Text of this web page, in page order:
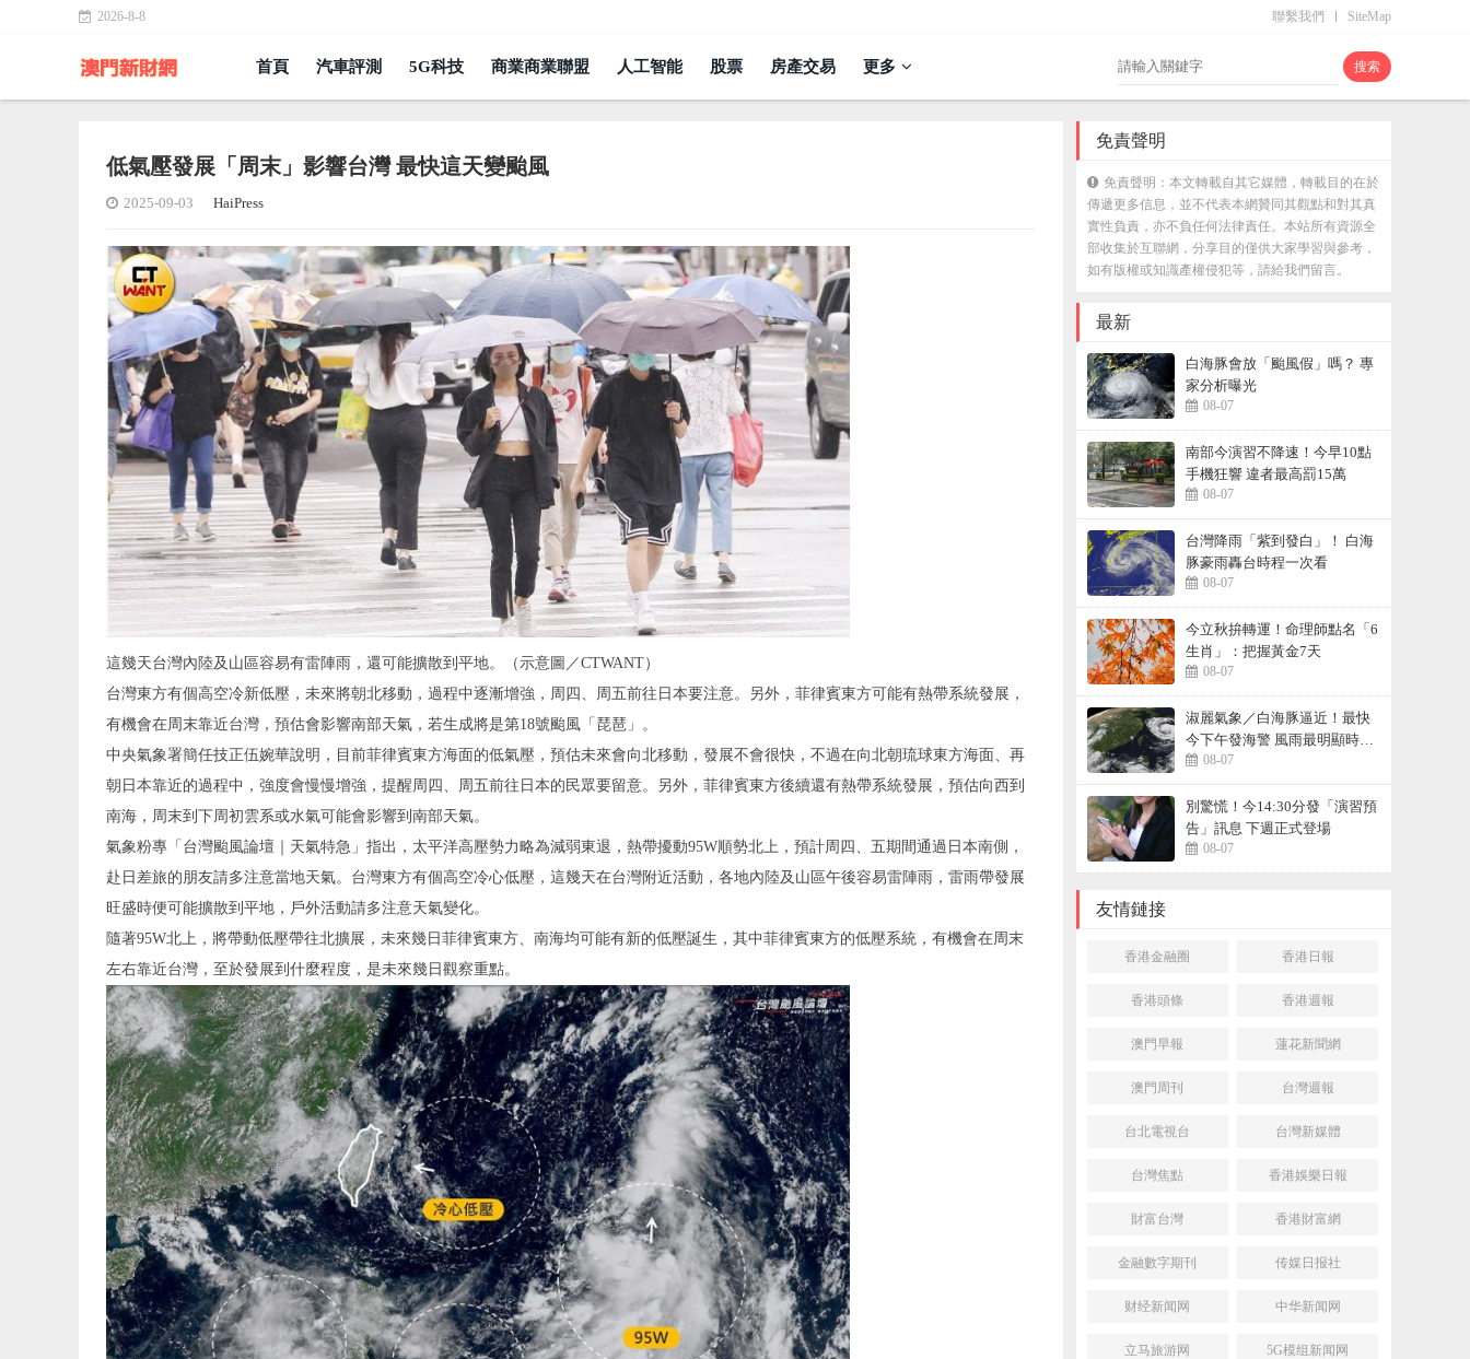
2026-8-8 聯繫我們 SiteMap
首頁 汽車評測 5G科技 商業商業聯盟 人工智能 股票 房產交易 更多
低氣壓發展「周末」影響台灣 最快這天變颱風
2025-09-03 HaiPress
這幾天台灣內陸及山區容易有雷陣雨，還可能擴散到平地。（示意圖／CTWANT）
台灣東方有個高空冷新低壓，未來將朝北移動，過程中逐漸增強，周四、周五前往日本要注意。另外，菲律賓東方可能有熱帶系統發展，
有機會在周末靠近台灣，預估會影響南部天氣，若生成將是第18號颱風「琵琶」。
中央氣象署簡任技正伍婉華說明，目前菲律賓東方海面的低氣壓，預估未來會向北移動，發展不會很快，不過在向北朝琉球東方海面、再
朝日本靠近的過程中，強度會慢慢增強，提醒周四、周五前往日本的民眾要留意。另外，菲律賓東方後續還有熱帶系統發展，預估向西到
南海，周末到下周初雲系或水氣可能會影響到南部天氣。
氣象粉專「台灣颱風論壇｜天氣特急」指出，太平洋高壓勢力略為減弱東退，熱帶擾動95W順勢北上，預計周四、五期間通過日本南側，
赴日差旅的朋友請多注意當地天氣。台灣東方有個高空冷心低壓，這幾天在台灣附近活動，各地內陸及山區午後容易雷陣雨，雷雨帶發展
旺盛時便可能擴散到平地，戶外活動請多注意天氣變化。
隨著95W北上，將帶動低壓帶往北擴展，未來幾日菲律賓東方、南海均可能有新的低壓誕生，其中菲律賓東方的低壓系統，有機會在周末
左右靠近台灣，至於發展到什麼程度，是未來幾日觀察重點。
免責聲明
免責聲明：本文轉載自其它媒體，轉載目的在於
傳遞更多信息，並不代表本網贊同其觀點和對其真
實性負責，亦不負任何法律責任。本站所有資源全
部收集於互聯網，分享目的僅供大家學習與參考，
如有版權或知識產權侵犯等，請給我們留言。
最新
白海豚會放「颱風假」嗎？ 專
家分析曝光
08-07
南部今演習不降速！今早10點
手機狂響 違者最高罰15萬
08-07
台灣降雨「紫到發白」！ 白海
豚豪雨轟台時程一次看
08-07
今立秋拚轉運！命理師點名「6
生肖」：把握黃金7天
08-07
淑麗氣象／白海豚逼近！最快
今下午發海警 風雨最明顯時間
曝 08-07
別驚慌！今14:30分發「演習預
告」訊息 下週正式登場
08-07
友情鏈接
香港金融圈 香港日報
香港頭條 香港週報
澳門早報 蓮花新聞網
澳門周刊 台灣週報
台北電視台 台灣新媒體
台灣焦點 香港娛樂日報
財富台灣 香港財富網
金融數字期刊 传媒日报社
财经新闻网 中华新闻网
立马旅游网 5G模组新闻网